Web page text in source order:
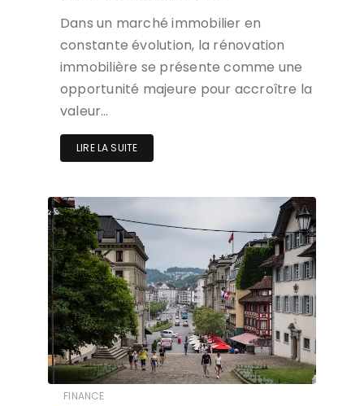
Dans un marché immobilier en
constante évolution, la rénovation
immobilière se présente comme une
opportunité majeure pour accroître la
valeur…
LIRE LA SUITE
FINANCE